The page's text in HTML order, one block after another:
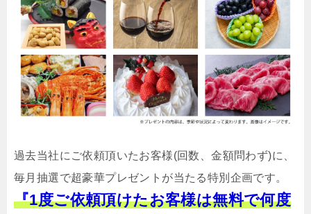
過去当社にご依頼頂いたお客様(回数、金額問わず)に、
毎月抽選で超豪華プレゼントが当たる特別企画です。
『1度ご依頼頂けたお客様は無料で何度